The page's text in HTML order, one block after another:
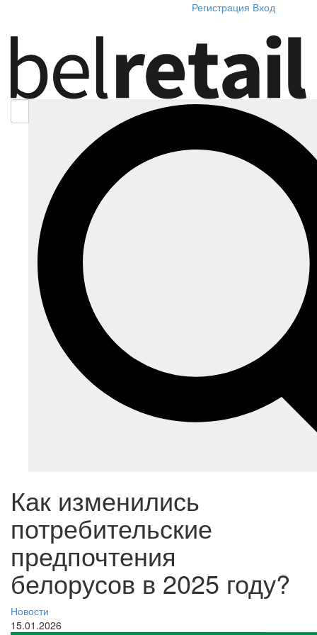
Регистрация Вход
Как изменились
потребительские
предпочтения
белорусов в 2025 году?
Новости
15.01.2026